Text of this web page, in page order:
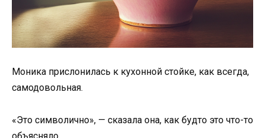
Моника прислонилась к кухонной стойке, как всегда,
самодовольная.
«Это символично», — сказала она, как будто это что-то
объясняло.